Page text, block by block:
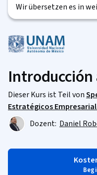
Wir übersetzen es in
Introducción
Dieser Kurs ist Teil von
Estratégicos
Dozent: Daniel